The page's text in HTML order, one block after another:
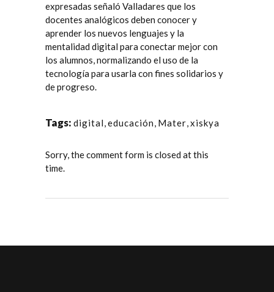
expresadas señaló Valladares que los
docentes analógicos deben conocer y
aprender los nuevos lenguajes y la
mentalidad digital para conectar mejor con
los alumnos, normalizando el uso de la
tecnología para usarla con fines solidarios y
de progreso.
Tags: digital,educación, Mater,xiskya
Sorry, the comment form is closed at this
time.